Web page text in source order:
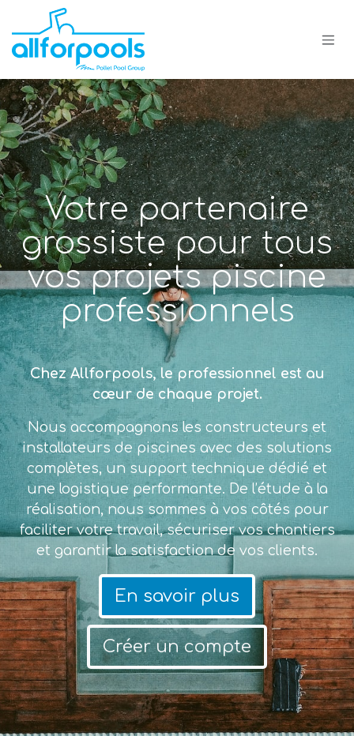
Se rendre au contenu
Votre partenaire
grossiste pour tous
vos projets piscine
professionnels
Chez Allforpools, le professionnel est au
cœur de chaque projet.
Nous accompagnons les constructeurs et
installateurs de piscines avec des solutions
complètes, un support technique dédié et
une logistique performante. De l’étude à la
réalisation, nous sommes à vos côtés pour
faciliter votre travail, sécuriser vos chantiers
et garantir la satisfaction de vos clients.
En savoir plus
Créer un compte